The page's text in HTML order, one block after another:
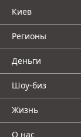
Киев
Регионы
Деньги
Шоу-биз
Жизнь
О нас